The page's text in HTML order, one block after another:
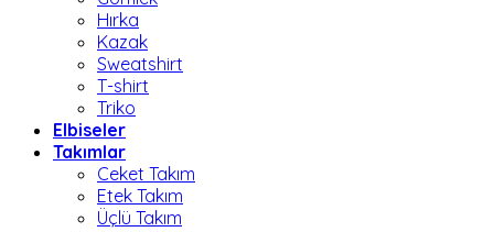
Hırka
Kazak
Sweatshirt
T-shirt
Triko
Elbiseler
Takımlar
Ceket Takım
Etek Takım
Üçlü Takım